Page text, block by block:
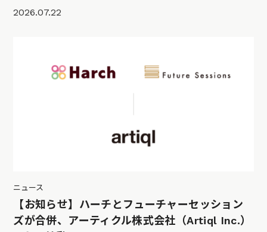
2026.07.22
ニュース
【お知らせ】ハーチとフューチャーセッション
ズが合併、アーティクル株式会社（Artiql Inc.）